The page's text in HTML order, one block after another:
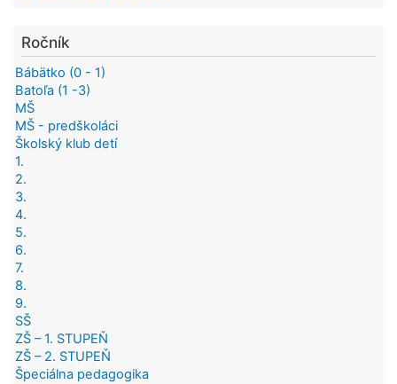
Ročník
Bábätko (0 - 1)
Batoľa (1 -3)
MŠ
MŠ - predškoláci
Školský klub detí
1.
2.
3.
4.
5.
6.
7.
8.
9.
SŠ
ZŠ – 1. STUPEŇ
ZŠ – 2. STUPEŇ
Špeciálna pedagogika